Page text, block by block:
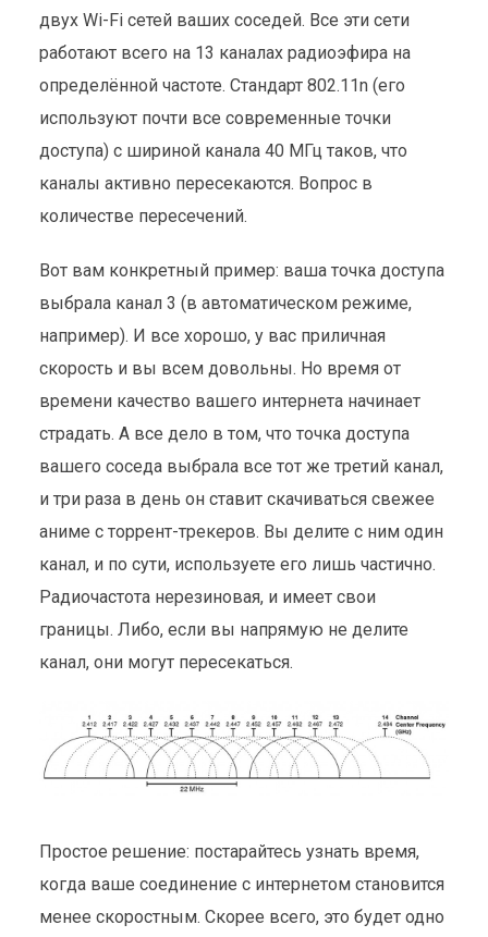
двух Wi-Fi сетей ваших соседей. Все эти сети
работают всего на 13 каналах радиоэфира на
определённой частоте. Стандарт 802.11n (его
используют почти все современные точки
доступа) с шириной канала 40 МГц таков, что
каналы активно пересекаются. Вопрос в
количестве пересечений.
Вот вам конкретный пример: ваша точка доступа
выбрала канал 3 (в автоматическом режиме,
например). И все хорошо, у вас приличная
скорость и вы всем довольны. Но время от
времени качество вашего интернета начинает
страдать. А все дело в том, что точка доступа
вашего соседа выбрала все тот же третий канал,
и три раза в день он ставит скачиваться свежее
аниме с торрент-трекеров. Вы делите с ним один
канал, и по сути, используете его лишь частично.
Радиочастота нерезиновая, и имеет свои
границы. Либо, если вы напрямую не делите
канал, они могут пересекаться.
Простое решение: постарайтесь узнать время,
когда ваше соединение с интернетом становится
менее скоростным. Скорее всего, это будет одно